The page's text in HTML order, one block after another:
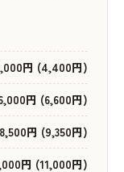
円 (4,400円)
円 (6,600円)
8,500円 (9,350円)
円 (11,000円)